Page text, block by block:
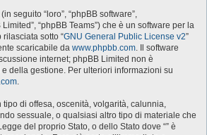
seguito “loro”, “phpBB software”,
Limited”, “phpBB Teams”) che è un software per la
sotto “GNU General Public License v2”
scaricabile da www.phpbb.com. Il software
internet; phpBB Limited non è
della gestione. Per ulteriori informazioni su
.
di offesa, oscenità, volgarità, calunnia,
sessuale, o qualsiasi altro tipo di materiale che
del proprio Stato, o dello Stato dove “” è